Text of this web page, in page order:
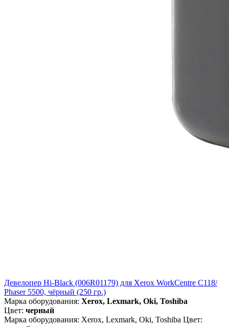
Девелопер Hi-Black (006R01179) для Xerox WorkCentre C118/
Phaser 5500, чёрный (250 гр.)
Марка оборудования: Xerox, Lexmark, Oki, Toshiba
Цвет: черный
Марка оборудования: Xerox, Lexmark, Oki, Toshiba Цвет: